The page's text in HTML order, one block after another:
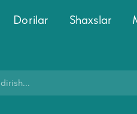
Dorilar Shaxslar